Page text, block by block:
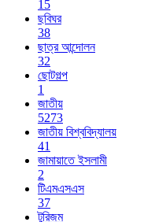
15
ছবিঘর
38
ছাত্র আন্দোলন
32
ছোটগল্প
1
জাতীয়
5273
জাতীয় বিশ্ববিদ্যালয়
41
জামায়াতে ইসলামী
2
টিএমএসএস
37
টুরিজম